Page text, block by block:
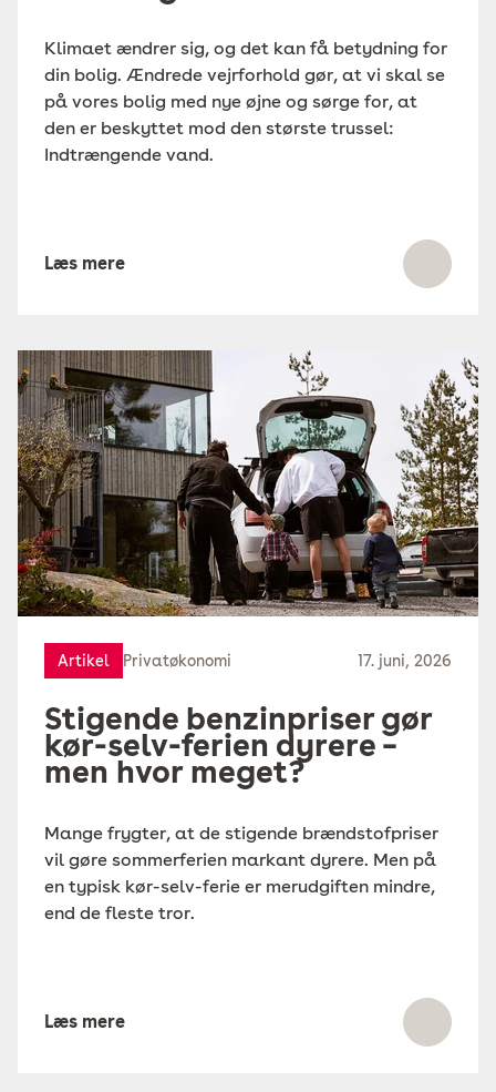
Klimaet ændrer sig, og det kan få betydning for
din bolig. Ændrede vejrforhold gør, at vi skal se
på vores bolig med nye øjne og sørge for, at
den er beskyttet mod den største trussel:
Indtrængende vand.
Læs mere
Artikel Privatøkonomi 17. juni, 2026
Stigende benzinpriser gør
kør-selv-ferien dyrere –
men hvor meget?
Mange frygter, at de stigende brændstofpriser
vil gøre sommerferien markant dyrere. Men på
en typisk kør-selv-ferie er merudgiften mindre,
end de fleste tror.
Læs mere